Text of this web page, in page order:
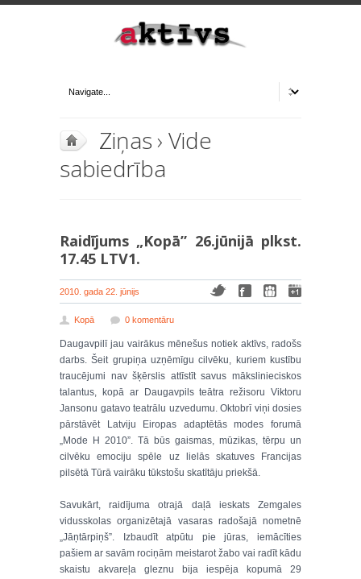
Ziņas›Vide
sabiedrība
Raidījums „Kopā” 26.jūnijā plkst.
17.45 LTV1.
2010. gada 22. jūnijs
Kopā 0 komentāru
Daugavpilī jau vairākus mēnešus notiek aktīvs, radošs
darbs. Šeit grupiņa uzņēmīgu cilvēku, kuriem kustību
traucējumi nav šķērslis attīstīt savus mākslinieciskos
talantus, kopā ar Daugavpils teātra režisoru Viktoru
Jansonu gatavo teatrālu uzvedumu. Oktobrī viņi dosies
pārstāvēt Latviju Eiropas adaptētās modes forumā
„Mode H 2010”. Tā būs gaismas, mūzikas, tērpu un
cilvēku emociju spēle uz lielās skatuves Francijas
pilsētā Tūrā vairāku tūkstošu skatītāju priekšā.
Savukārt, raidījuma otrajā daļā ieskats Zemgales
vidusskolas organizētajā vasaras radošajā nometnē
„Jāņtārpiņš”. Izbaudīt atpūtu pie jūras, iemācīties
pašiem ar savām rociņām meistarot žabo vai radīt kādu
skaistu akvareļa gleznu bija iespēja kopumā 29